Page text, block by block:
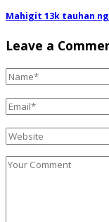
Mahigit 13k tauhan
Leave a